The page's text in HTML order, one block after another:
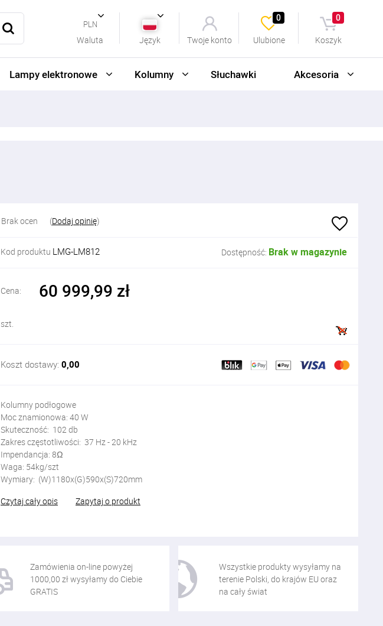
Waluta
PLN
Język Twoje konto Ulubione
0
Koszyk
0
Lampy elektronowe Kolumny Słuchawki Akcesoria
Brak ocen (Dodaj opinię)
Kod produktu LMG-LM812 Dostępność: Brak w magazynie
Cena: 60 999,99 zł
szt.
Koszt dostawy: 0,00
Kolumny podłogowe
Moc znamionowa: 40 W
Skuteczność: 102 db
Zakres częstotliwości: 37 Hz - 20 kHz
Impendancja: 8Ω
Waga: 54kg/szt
Wymiary: (W)1180x(G)590x(S)720mm
Czytaj cały opis
Zapytaj o produkt
Zamówienia on-line powyżej
1000,00 zł wysyłamy do Ciebie
GRATIS
Wszystkie produkty wysyłamy na
terenie Polski, do krajów EU oraz
na cały świat